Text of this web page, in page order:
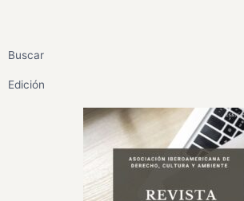
Buscar
Edición